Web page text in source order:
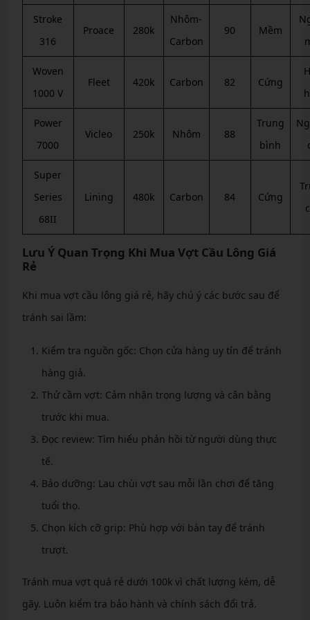
Stroke
316
Proace 280k
Nhôm-
Carbon
90 Mềm
Woven
1000 V
Fleet 420k Carbon 82 Cứng
Power
7000
Vicleo 250k Nhôm 88
Trung
bình
Super
Series
68II
Lining 480k Carbon 84 Cứng
Lưu Ý Quan Trọng Khi Mua Vợt Cầu Lông Giá
Rẻ
Khi mua vợt cầu lông giá rẻ, hãy chú ý các bước sau để
tránh sai lầm:
Kiểm tra nguồn gốc: Chọn cửa hàng uy tín để tránh
hàng giả.
Thử cầm vợt: Cảm nhận trọng lượng và cân bằng
trước khi mua.
Đọc review: Tìm hiểu phản hồi từ người dùng thực
tế.
Bảo dưỡng: Lau chùi vợt sau mỗi lần chơi để tăng
tuổi thọ.
Chọn kích cỡ grip: Phù hợp với bàn tay để tránh
trượt.
Tránh mua vợt quá rẻ dưới 100k vì chất lượng kém, dễ
gãy. Luôn kiểm tra bảo hành và chính sách đổi trả.